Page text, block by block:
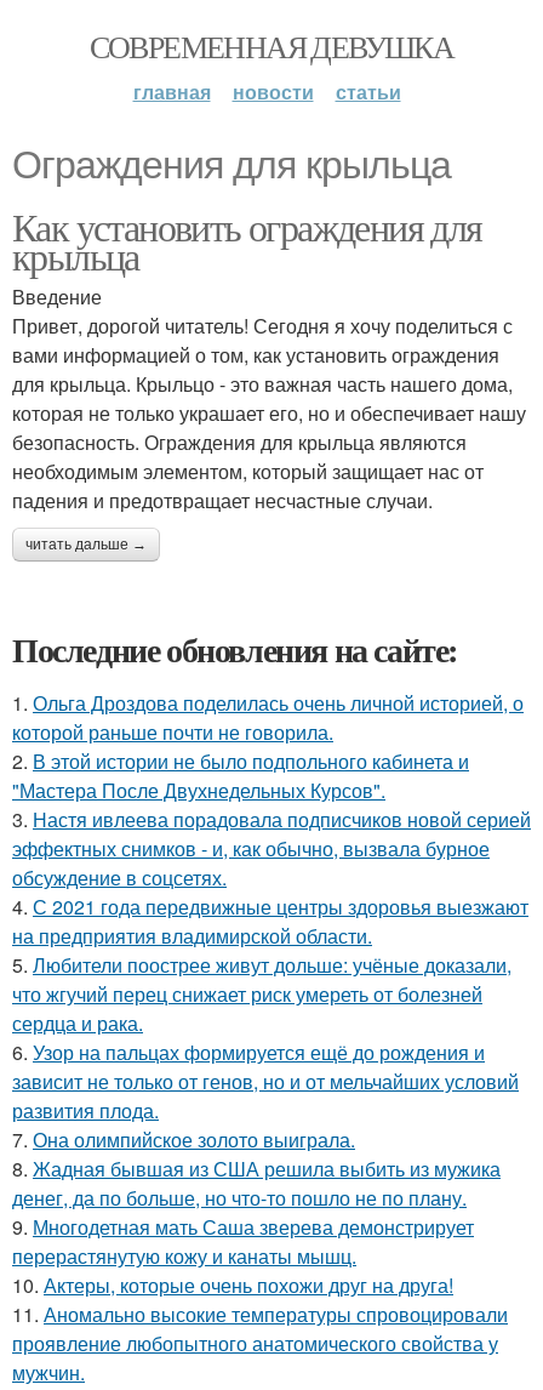
СОВРЕМЕННАЯ ДЕВУШКА
главная новости статьи
Ограждения для крыльца
Как установить ограждения для
крыльца
Введение
Привет, дорогой читатель! Сегодня я хочу поделиться с
вами информацией о том, как установить ограждения
для крыльца. Крыльцо - это важная часть нашего дома,
которая не только украшает его, но и обеспечивает нашу
безопасность. Ограждения для крыльца являются
необходимым элементом, который защищает нас от
падения и предотвращает несчастные случаи.
читать дальше →
Последние обновления на сайте:
1. Ольга Дроздова поделилась очень личной историей, о
которой раньше почти не говорила.
2. В этой истории не было подпольного кабинета и
"Мастера После Двухнедельных Курсов".
3. Настя ивлеева порадовала подписчиков новой серией
эффектных снимков - и, как обычно, вызвала бурное
обсуждение в соцсетях.
4. С 2021 года передвижные центры здоровья выезжают
на предприятия владимирской области.
5. Любители поострее живут дольше: учёные доказали,
что жгучий перец снижает риск умереть от болезней
сердца и рака.
6. Узор на пальцах формируется ещё до рождения и
зависит не только от генов, но и от мельчайших условий
развития плода.
7. Она олимпийское золото выиграла.
8. Жадная бывшая из США решила выбить из мужика
денег, да по больше, но что-то пошло не по плану.
9. Многодетная мать Саша зверева демонстрирует
перерастянутую кожу и канаты мышц.
10. Актеры, которые очень похожи друг на друга!
11. Аномально высокие температуры спровоцировали
проявление любопытного анатомического свойства у
мужчин.